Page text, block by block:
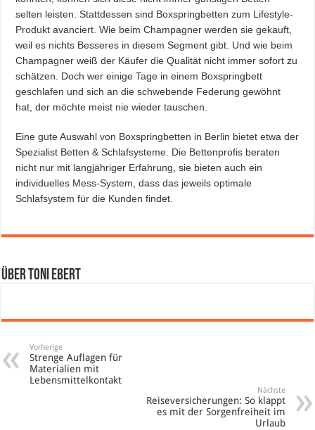
selten leisten. Stattdessen sind Boxspringbetten zum Lifestyle-
Produkt avanciert. Wie beim Champagner werden sie gekauft,
weil es nichts Besseres in diesem Segment gibt. Und wie beim
Champagner weiß der Käufer die Qualität nicht immer sofort zu
schätzen. Doch wer einige Tage in einem Boxspringbett
geschlafen und sich an die schwebende Federung gewöhnt
hat, der möchte meist nie wieder tauschen.
Eine gute Auswahl von Boxspringbetten in Berlin bietet etwa der
Spezialist Betten & Schlafsysteme. Die Bettenprofis beraten
nicht nur mit langjähriger Erfahrung, sie bieten auch ein
individuelles Mess-System, dass das jeweils optimale
Schlafsystem für die Kunden findet.
Über Toni Ebert
Vorherige
Strenge Auflagen für
Materialien mit
Lebensmittelkontakt
Nächste
Reiseversicherungen: So klappt
es mit der Sorgenfreiheit im
Urlaub